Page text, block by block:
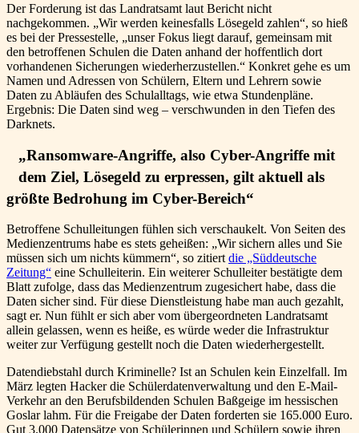
Der Forderung ist das Landratsamt laut Bericht nicht
nachgekommen. „Wir werden keinesfalls Lösegeld zahlen“, so hieß
es bei der Pressestelle, „unser Fokus liegt darauf, gemeinsam mit
den betroffenen Schulen die Daten anhand der hoffentlich dort
vorhandenen Sicherungen wiederherzustellen.“ Konkret gehe es um
Namen und Adressen von Schülern, Eltern und Lehrern sowie
Daten zu Abläufen des Schulalltags, wie etwa Stundenpläne.
Ergebnis: Die Daten sind weg – verschwunden in den Tiefen des
Darknets.
„Ransomware-Angriffe, also Cyber-Angriffe mit
dem Ziel, Lösegeld zu erpressen, gilt aktuell als
größte Bedrohung im Cyber-Bereich“
Betroffene Schulleitungen fühlen sich verschaukelt. Von Seiten des
Medienzentrums habe es stets geheißen: „Wir sichern alles und Sie
müssen sich um nichts kümmern“, so zitiert die „Süddeutsche
Zeitung“ eine Schulleiterin. Ein weiterer Schulleiter bestätigte dem
Blatt zufolge, dass das Medienzentrum zugesichert habe, dass die
Daten sicher sind. Für diese Dienstleistung habe man auch gezahlt,
sagt er. Nun fühlt er sich aber vom übergeordneten Landratsamt
allein gelassen, wenn es heiße, es würde weder die Infrastruktur
weiter zur Verfügung gestellt noch die Daten wiederhergestellt.
Datendiebstahl durch Kriminelle? Ist an Schulen kein Einzelfall. Im
März legten Hacker die Schülerdatenverwaltung und den E-Mail-
Verkehr an den Berufsbildenden Schulen Baßgeige im hessischen
Goslar lahm. Für die Freigabe der Daten forderten sie 165.000 Euro.
Gut 3.000 Datensätze von Schülerinnen und Schülern sowie ihren